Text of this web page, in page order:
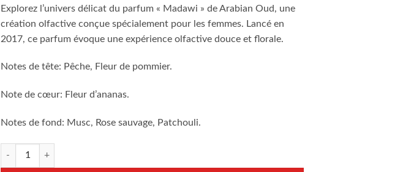
Explorez l’univers délicat du parfum « Madawi » de Arabian Oud, une
création olfactive conçue spécialement pour les femmes. Lancé en
2017, ce parfum évoque une expérience olfactive douce et florale.
Notes de tête: Pêche, Fleur de pommier.
Note de cœur: Fleur d’ananas.
Notes de fond: Musc, Rose sauvage, Patchouli.
quantité de Madawi 90ml EDP